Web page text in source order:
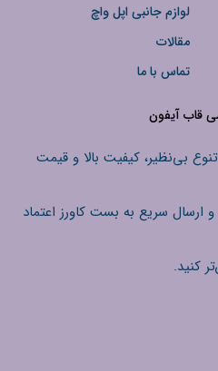
لوازم جانبی اپل واچ
مقالات
تماس با ما
قاب آیفون
بی‌نظیر، کیفیت بالا و قیمت
ارسال سریع به بست کاورز اعتماد
کنید.